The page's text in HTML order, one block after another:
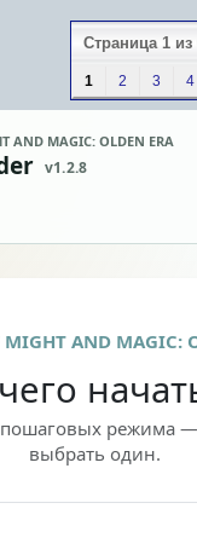
Страница 1 из
1 2 3 4